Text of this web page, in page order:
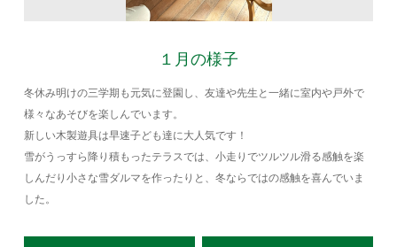
１月の様子
冬休み明けの三学期も元気に登園し、友達や先生と一緒に室内や戸外で
様々なあそびを楽しんでいます。
新しい木製遊具は早速子ども達に大人気です！
雪がうっすら降り積もったテラスでは、小走りでツルツル滑る感触を楽
しんだり小さな雪ダルマを作ったりと、冬ならではの感触を喜んでいま
した。